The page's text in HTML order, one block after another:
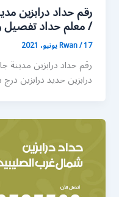
/ معلم حداد تفصيل
Rwan/17 يونيو، 2021
رقم حداد درابزين مدينة
درابزين حديد درابزين